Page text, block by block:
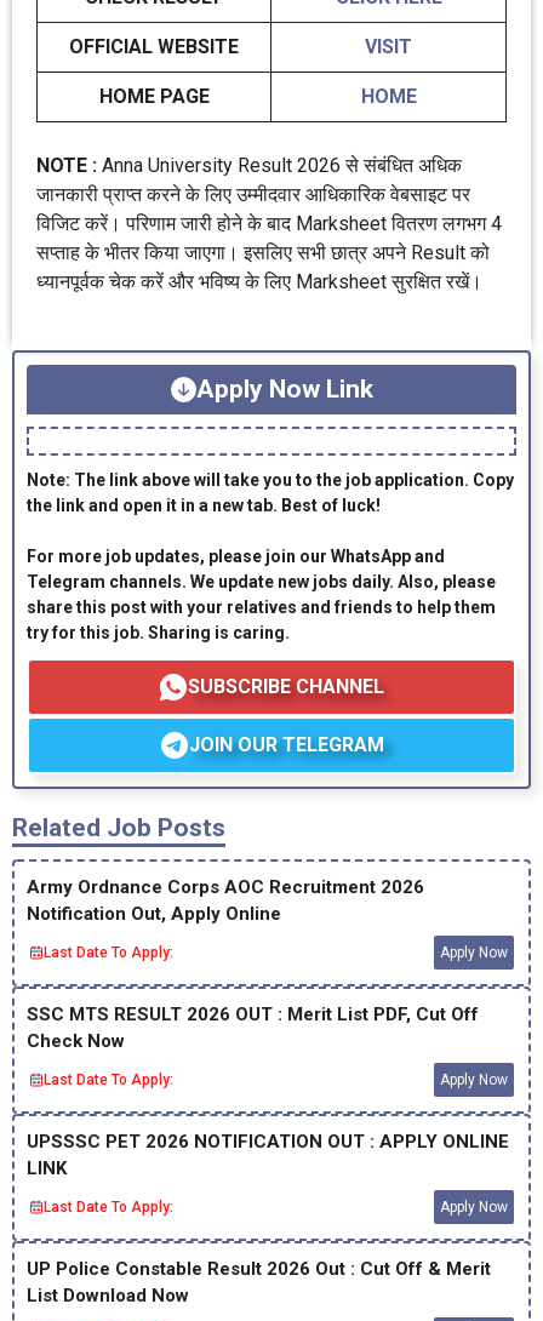
OFFICIAL WEBSITE VISIT
HOME PAGE HOME
NOTE : Anna University Result 2026 से संबंधित अधिक
जानकारी प्राप्त करने के लिए उम्मीदवार आधिकारिक वेबसाइट पर
विजिट करें। परिणाम जारी होने के बाद Marksheet वितरण लगभग 4
सप्ताह के भीतर किया जाएगा। इसलिए सभी छात्र अपने Result को
ध्यानपूर्वक चेक करें और भविष्य के लिए Marksheet सुरक्षित रखें।
Apply Now Link
Note: The link above will take you to the job application. Copy
the link and open it in a new tab. Best of luck!
For more job updates, please join our WhatsApp and
Telegram channels. We update new jobs daily. Also, please
share this post with your relatives and friends to help them
try for this job. Sharing is caring.
SUBSCRIBE CHANNEL
JOIN OUR TELEGRAM
Related Job Posts
Army Ordnance Corps AOC Recruitment 2026
Notification Out, Apply Online
Last Date To Apply: Apply Now
SSC MTS RESULT 2026 OUT : Merit List PDF, Cut Off
Check Now
Last Date To Apply: Apply Now
UPSSSC PET 2026 NOTIFICATION OUT : APPLY ONLINE
LINK
Last Date To Apply: Apply Now
UP Police Constable Result 2026 Out : Cut Off & Merit
List Download Now